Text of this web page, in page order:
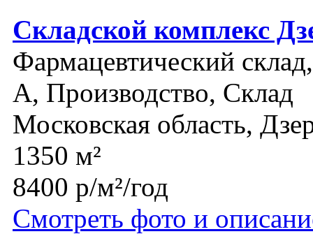
Складской комплекс
Фармацевтический
A, Производство, Склад
Московская область,
1350 м²
8400 р/м²/год
Смотреть фото и